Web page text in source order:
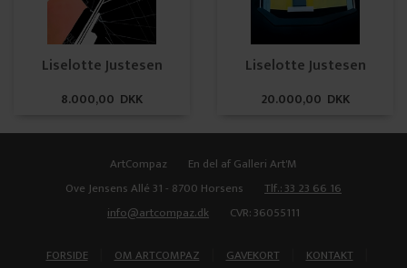
Liselotte Justesen
8.000,00 DKK
Liselotte Justesen
20.000,00 DKK
ArtCompaz
En del af Galleri Art'M
Ove Jensens Allé 31 - 8700 Horsens
Tlf.: 33 23 66 16
info@artcompaz.dk
CVR: 36055111
FORSIDE OM ARTCOMPAZ GAVEKORT KONTAKT